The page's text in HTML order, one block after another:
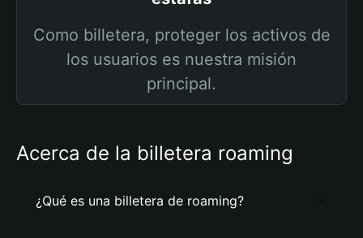
Como billetera, proteger los activos de
los usuarios es nuestra misión
principal.
Acerca de la billetera roaming
¿Qué es una billetera de roaming?